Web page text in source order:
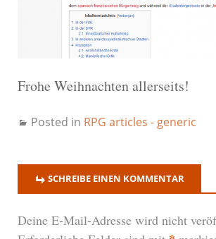
Frohe Weihnachten allerseits!
Posted in RPG articles - generic
SCHREIBE EINEN KOMMENTAR
Deine E-Mail-Adresse wird nicht